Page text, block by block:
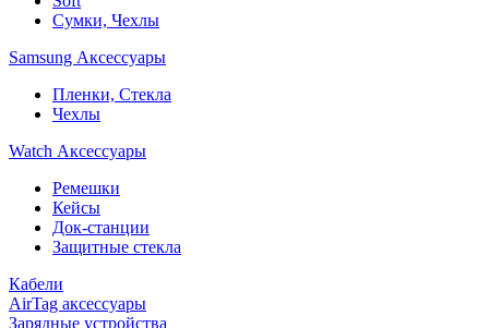
Сумки, Чехлы
Samsung Аксессуары
Пленки, Стекла
Чехлы
Watch Аксессуары
Ремешки
Кейсы
Док-станции
Защитные стекла
Кабели
AirTag аксессуары
Зарядные устройства